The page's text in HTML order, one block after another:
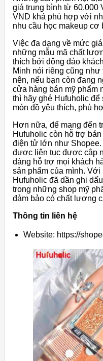
giá trung bình từ 60.000
VND khá phù hợp với
nhu cầu học makeup cơ
Việc đa dạng về mức
những mẫu mã chất
thích bởi đông đảo
Minh nói riêng cũng
nên, nếu bạn còn đang
cửa hàng bán mỹ phẩm
thì hãy ghé Hufuholic
món đồ yêu thích, phù
Hơn nữa, để mang đến
Hufuholic còn hỗ trợ
điện tử lớn như Shopee.
được liên tục được cập
dàng hỗ trợ mọi khách
sản phẩm của mình.
Hufuholic đã dần ghi
trong những shop mỹ
đảm bảo có chất lượng
Thông tin liên hệ
Website: https://